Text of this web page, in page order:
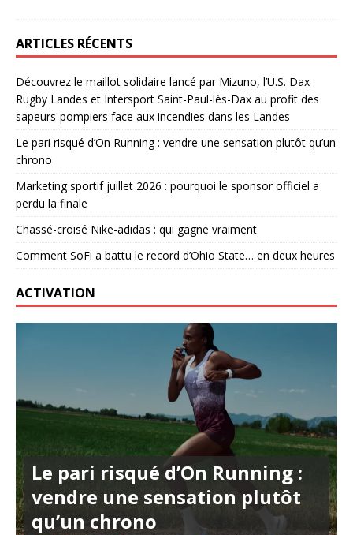
ARTICLES RÉCENTS
Découvrez le maillot solidaire lancé par Mizuno, l’U.S. Dax
Rugby Landes et Intersport Saint-Paul-lès-Dax au profit des
sapeurs-pompiers face aux incendies dans les Landes
Le pari risqué d’On Running : vendre une sensation plutôt qu’un
chrono
Marketing sportif juillet 2026 : pourquoi le sponsor officiel a
perdu la finale
Chassé-croisé Nike-adidas : qui gagne vraiment
Comment SoFi a battu le record d’Ohio State… en deux heures
ACTIVATION
Le pari risqué d’On Running :
vendre une sensation plutôt
qu’un chrono